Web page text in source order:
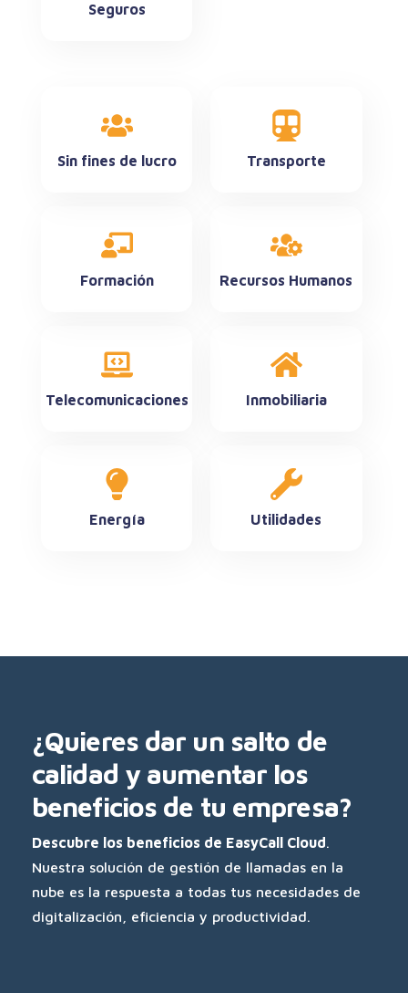
Seguros
Sin fines de lucro Transporte
Formación Recursos Humanos
Telecomunicaciones Inmobiliaria
Energía Utilidades
¿Quieres dar un salto de
calidad y aumentar los
beneficios de tu empresa?
Descubre los beneficios de EasyCall Cloud.
Nuestra solución de gestión de llamadas en la
nube es la respuesta a todas tus necesidades de
digitalización, eficiencia y productividad.